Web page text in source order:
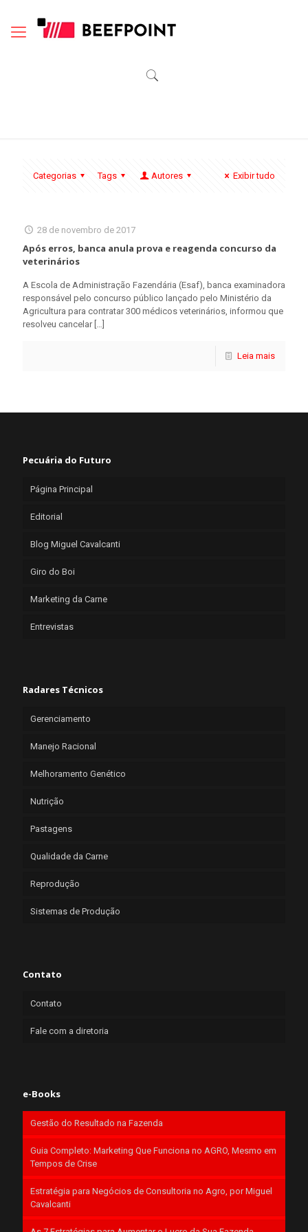
Categorias Tags Autores Exibir tudo
28 de novembro de 2017
Após erros, banca anula prova e reagenda concurso da
veterinários
A Escola de Administração Fazendária (Esaf), banca examinadora
responsável pelo concurso público lançado pelo Ministério da
Agricultura para contratar 300 médicos veterinários, informou que
resolveu cancelar[…]
Leia mais
Pecuária do Futuro
Página Principal
Editorial
Blog Miguel Cavalcanti
Giro do Boi
Marketing da Carne
Entrevistas
Radares Técnicos
Gerenciamento
Manejo Racional
Melhoramento Genético
Nutrição
Pastagens
Qualidade da Carne
Reprodução
Sistemas de Produção
Contato
Contato
Fale com a diretoria
e-Books
Gestão do Resultado na Fazenda
Guia Completo: Marketing Que Funciona no AGRO, Mesmo em
Tempos de Crise
Estratégia para Negócios de Consultoria no Agro, por Miguel
Cavalcanti